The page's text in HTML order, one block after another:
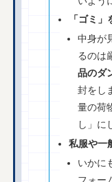
「ゴミ
中身が
るのは
品のダ
封をし
量の荷
し」に
私服や一
いかに